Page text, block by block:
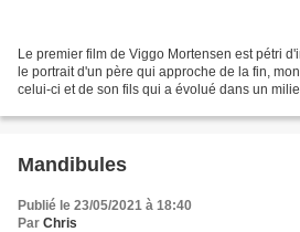
Le premier film de Viggo Mortensen est pétri
le portrait d'un père qui approche de la fin,
celui-ci et de son fils qui a évolué dans un
Mandibules
Publié le 23/05/2021 à 18:40
Par Chris